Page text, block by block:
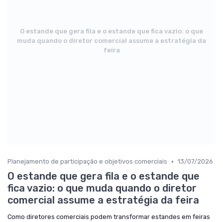
O estande que gera fila e o estande que fica vazio: o que
muda quando o diretor comercial assume a estratégia da
feira
Planejamento de participação e objetivos comerciais • 13/07/2026
O estande que gera fila e o estande que
fica vazio: o que muda quando o diretor
comercial assume a estratégia da feira
Como diretores comerciais podem transformar estandes em feiras